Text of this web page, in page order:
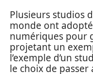
Plusieurs studios
monde ont
numériques pour
projetant un
l’exemple d’un
le choix de